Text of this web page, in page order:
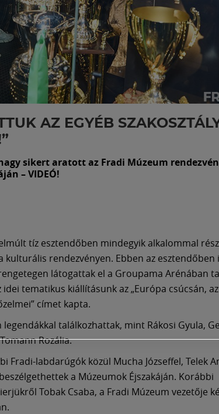
AZ EGYÉB
sikert aratott az Fradi Múzeum
– VIDEÓ!
tíz esztendőben mindegyik alkalommal
kulturális rendezvényen. Ebben az esztendőben
látogattak el a Groupama Arénában
tematikus kiállításunk az „Európa csúcsán, az
címet kapta.
találkozhattak, mint Rákosi Gyula,
Rozália.
Fradi-labdarúgók közül Mucha Józseffel, Telek
a Múzeumok Éjszakáján. Korábbi
Tobak Csaba, a Fradi Múzeum vezetője